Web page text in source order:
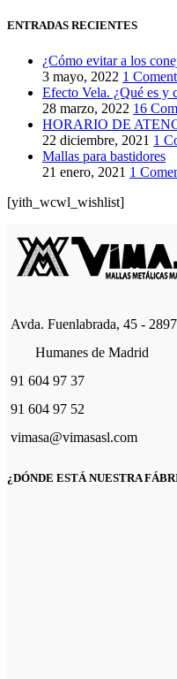
ENTRADAS RECIENTES
¿Cómo evitar a los
3 mayo, 2022 1
Efecto Vela. ¿Qué es y
28 marzo, 2022 16
HORARIO DE
22 diciembre, 2021 1
Mallas para bastidores
21 enero, 2021 1
[yith_wcwl_wishlist]
Avda. Fuenlabrada, 45 -
Humanes de Madrid
91 604 97 37
91 604 97 52
vimasa@vimasasl.com
¿DÓNDE ESTÁ NUESTRA